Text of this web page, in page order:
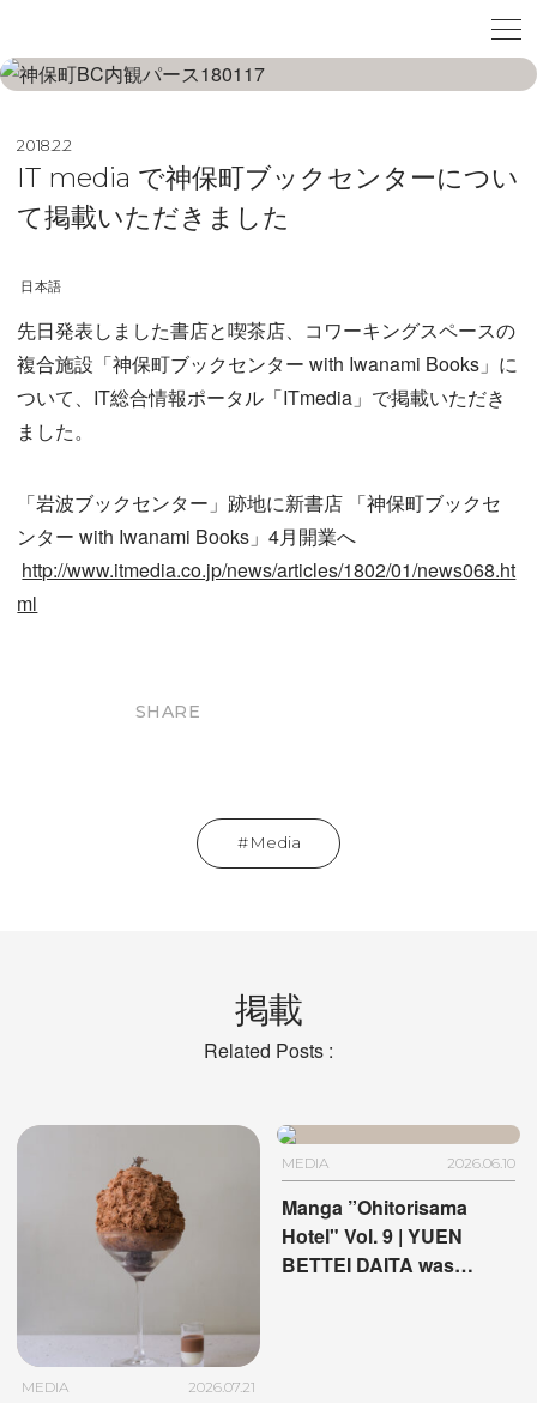
2018.2.2
IT media で神保町ブックセンターについ
て掲載いただきました
日本語
先日発表しました書店と喫茶店、コワーキングスペースの
複合施設「神保町ブックセンター with Iwanami Books」に
ついて、IT総合情報ポータル「ITmedia」で掲載いただき
ました。
「岩波ブックセンター」跡地に新書店 「神保町ブックセ
ンター with Iwanami Books」4月開業へ
http://www.itmedia.co.jp/news/articles/1802/01/news068.ht
ml
SHARE
Media
掲載
Related Posts :
MEDIA 2026.07.21
MEDIA 2026.06.10
Manga ”Ohitorisama
Hotel" Vol. 9 | YUEN
BETTEI DAITA was